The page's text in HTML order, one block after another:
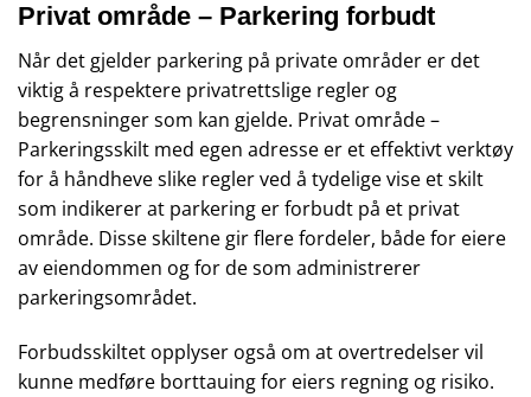
Privat område – Parkering forbudt
Når det gjelder parkering på private områder er det
viktig å respektere privatrettslige regler og
begrensninger som kan gjelde. Privat område –
Parkeringsskilt med egen adresse er et effektivt verktøy
for å håndheve slike regler ved å tydelige vise et skilt
som indikerer at parkering er forbudt på et privat
område. Disse skiltene gir flere fordeler, både for eiere
av eiendommen og for de som administrerer
parkeringsområdet.
Forbudsskiltet opplyser også om at overtredelser vil
kunne medføre borttauing for eiers regning og risiko.